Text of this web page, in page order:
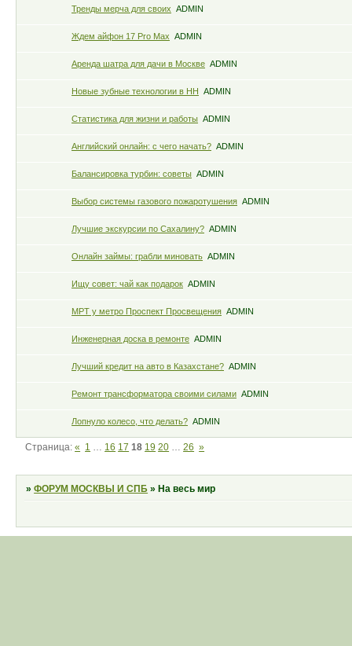
Тренды мерча для своих ADMIN
Ждем айфон 17 Pro Max ADMIN
Аренда шатра для дачи в Москве ADMIN
Новые зубные технологии в НН ADMIN
Статистика для жизни и работы ADMIN
Английский онлайн: с чего начать? ADMIN
Балансировка турбин: советы ADMIN
Выбор системы газового пожаротушения ADMIN
Лучшие экскурсии по Сахалину? ADMIN
Онлайн займы: грабли миновать ADMIN
Ищу совет: чай как подарок ADMIN
МРТ у метро Проспект Просвещения ADMIN
Инженерная доска в ремонте ADMIN
Лучший кредит на авто в Казахстане? ADMIN
Ремонт трансформатора своими силами ADMIN
Лопнуло колесо, что делать? ADMIN
Страница:« 1 … 16 17 18 19 20 … 26 »
»ФОРУМ МОСКВЫ И СПБ »На весь мир